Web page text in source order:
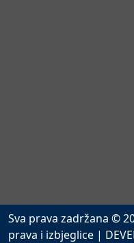
Sva prava zadržana ©
prava i izbjeglice |